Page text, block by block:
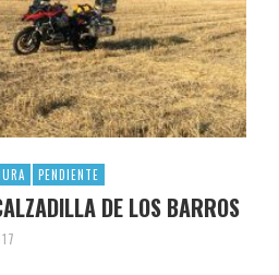
PENDIENTE
DE LOS BARROS